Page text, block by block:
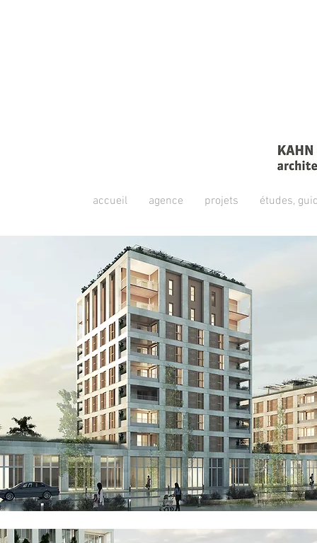
accueil agence projets études,